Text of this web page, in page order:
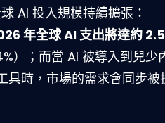
AI 投入規模持續擴張：
年全球 AI 支出將達約
）；而當 AI 被導入到兒少
具時，市場的需求會同步被